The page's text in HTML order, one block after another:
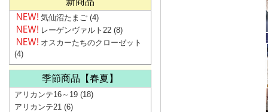
気仙沼たまご (4)
レーゲンヴァルト22 (8)
オスカーたちのクローゼット
(4)
季節商品【春夏】
アリカンテ16～19 (18)
アリカンテ21 (6)